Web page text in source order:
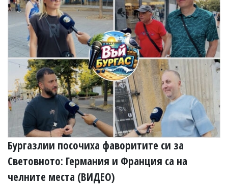
Бургазлии посочиха фаворитите си за
Световното: Германия и Франция са на
челните места (ВИДЕО)